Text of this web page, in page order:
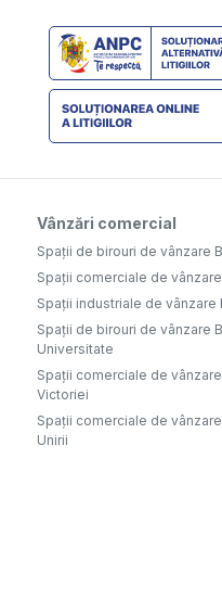
Vânzări comercial
Spații de birouri de vânzare
Spații comerciale de
Spații industriale de vânzare
Spații de birouri de vânzare
Universitate
Spații comerciale de
Victoriei
Spații comerciale de
Unirii